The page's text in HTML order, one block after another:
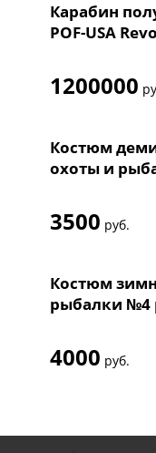
Карабин
POF-USA
1200000
Костюм
охоты и
3500 руб.
Костюм
рыбалки №4
4000 руб.